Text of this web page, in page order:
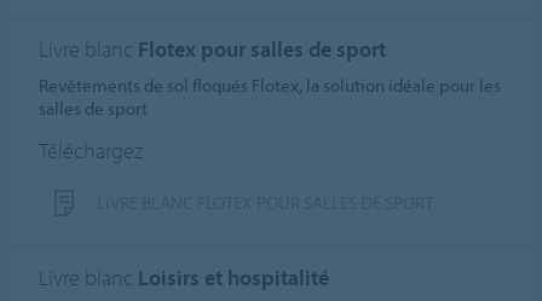
Livre blanc Flotex pour salles de sport
Revêtements de sol floqués Flotex, la solution idéale pour les
salles de sport
Téléchargez
Livre blanc Loisirs et hospitalité